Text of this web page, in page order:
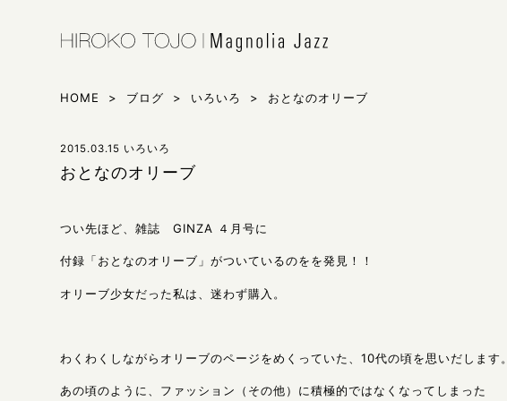
HOME > ブログ > いろいろ > おとなのオリーブ
2015.03.15 いろいろ
おとなのオリーブ
つい先ほど、雑誌 GINZA ４月号に
付録「おとなのオリーブ」がついているのをを発見！！
オリーブ少女だった私は、迷わず購入。
わくわくしながらオリーブのページをめくっていた、10代の頃を思いだします。
あの頃のように、ファッション（その他）に積極的ではなくなってしまった